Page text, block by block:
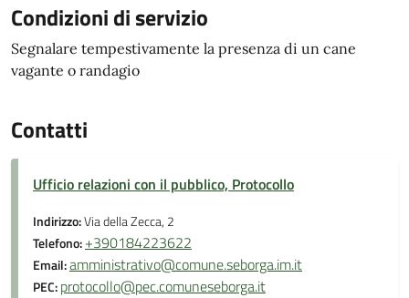
Condizioni di servizio
Segnalare tempestivamente la presenza di un cane
vagante o randagio
Contatti
Ufficio relazioni con il pubblico, Protocollo
Indirizzo:Via della Zecca, 2
Telefono:+390184223622
Email:amministrativo@comune.seborga.im.it
PEC:protocollo@pec.comuneseborga.it